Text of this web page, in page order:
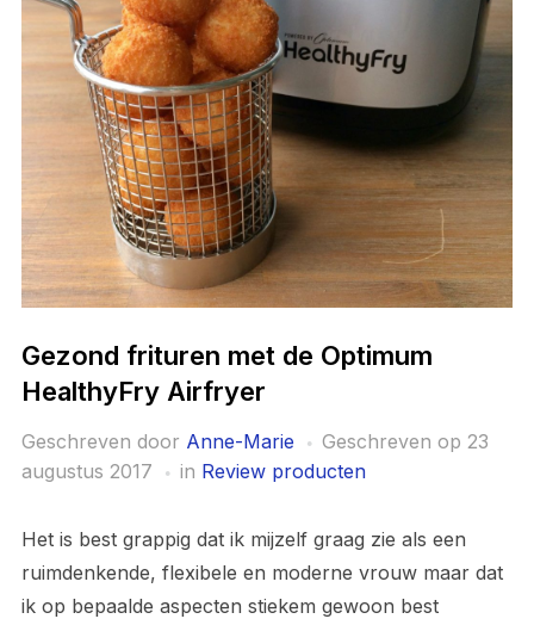
Gezond frituren met de Optimum
HealthyFry Airfryer
Geschreven door Anne-Marie Geschreven op 23
augustus 2017
in Review producten
Het is best grappig dat ik mijzelf graag zie als een
ruimdenkende, flexibele en moderne vrouw maar dat
ik op bepaalde aspecten stiekem gewoon best